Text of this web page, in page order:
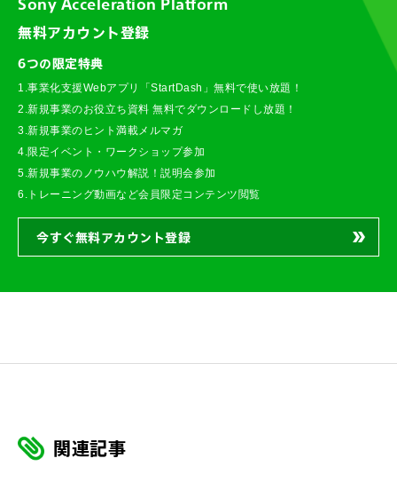
無料アカウント登録
6つの限定特典
1.事業化支援Webアプリ「StartDash」無料で使い放題！
2.新規事業のお役立ち資料 無料でダウンロードし放題！
3.新規事業のヒント満載メルマガ
4.限定イベント・ワークショップ参加
5.新規事業のノウハウ解説！説明会参加
6.トレーニング動画など会員限定コンテンツ閲覧
今すぐ無料アカウント登録
関連記事